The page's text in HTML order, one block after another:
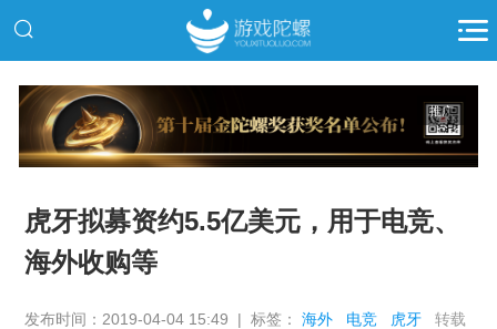
推广
虎牙拟募资约5.5亿美元，用于电竞、
海外收购等
发布时间：2019-04-04 15:49 | 标签：海外 电竞 虎牙 转载